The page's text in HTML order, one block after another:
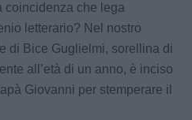
coincidenza che lega
letterario? Nel nostro
di Bice Guglielmi, sorellina di
all’età di un anno, è inciso
Giovanni per stemperare il